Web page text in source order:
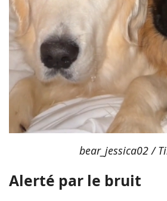
bear_jessica02 /
Alerté par le bruit